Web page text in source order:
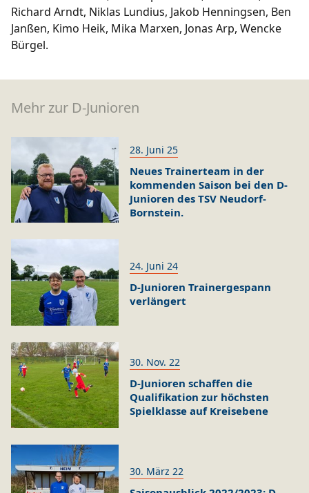
Richard Arndt, Niklas Lundius, Jakob Henningsen, Ben
Janßen, Kimo Heik, Mika Marxen, Jonas Arp, Wencke
Bürgel.
Mehr zur D-Junioren
28. Juni 25
Neues Trainerteam in der
kommenden Saison bei den D-
Junioren des TSV Neudorf-
Bornstein.
24. Juni 24
D-Junioren Trainergespann
verlängert
30. Nov. 22
D-Junioren schaffen die
Qualifikation zur höchsten
Spielklasse auf Kreisebene
30. März 22